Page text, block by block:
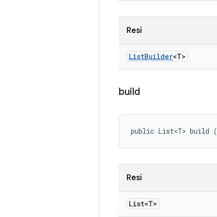
Resi
ListBuilder<T>
build
public List<T> build
Resi
List<T>